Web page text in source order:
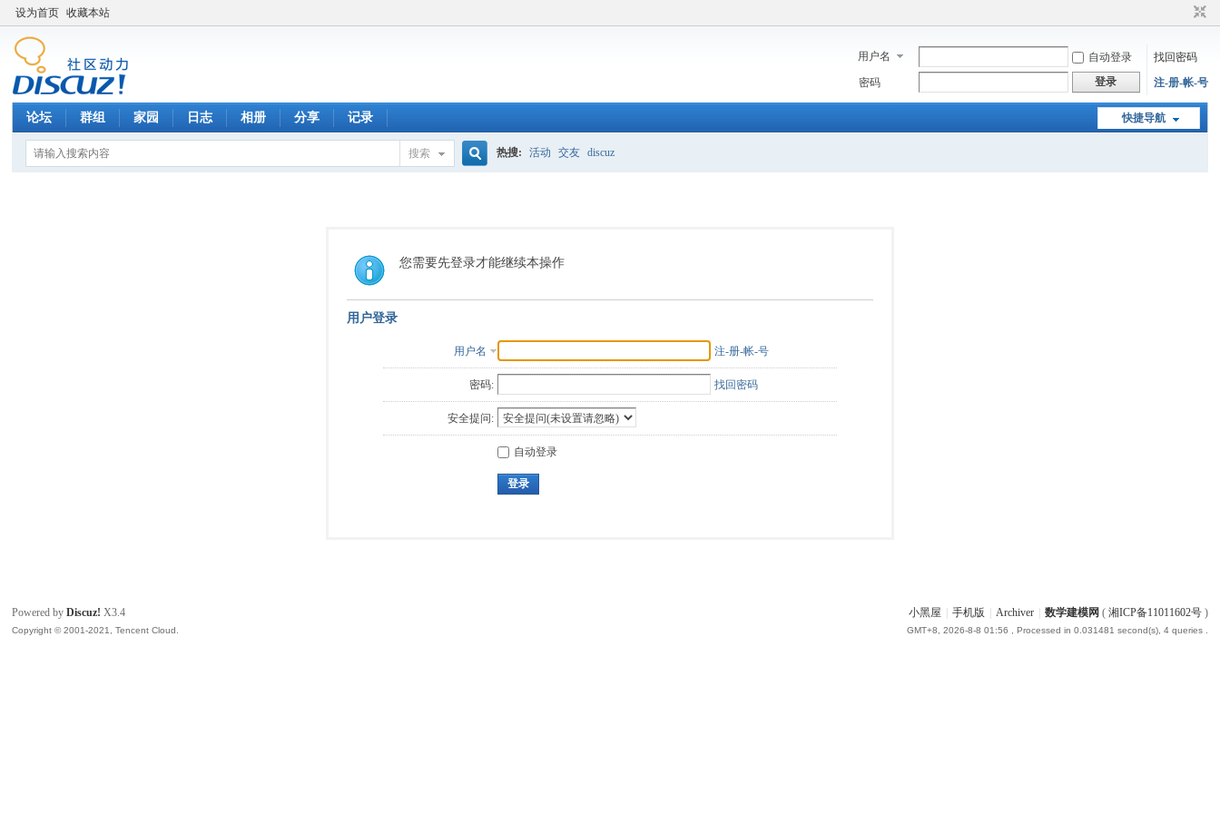
设为首页 收藏本站
用户名 自动登录
找回密码
密码
登录 注-册-帐-号
快捷导航
论坛 群组 家园 日志 相册 分享 记录
搜索
索
热搜: 活动 交友 discuz
您需要先登录才能继续本操作
用户登录
用户名 注-册-帐-号
密码: 找回密码
安全提问:
自动登录
登录
小黑屋 手机版 Archiver 数学建模网 ( 湘ICP备11011602号)
GMT+8, 2026-8-8 01:56 , Processed in 0.031481 second(s), 4 queries .
Powered byDiscuz! X3.4
Copyright © 2001-2021, Tencent Cloud.